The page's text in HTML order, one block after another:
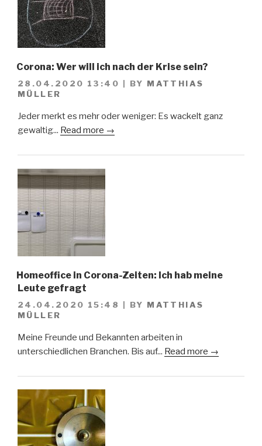
Corona: Wer will ich nach der Krise sein?
28.04.2020 13:40 BY MATTHIAS
MÜLLER
Jeder merkt es mehr oder weniger: Es wackelt ganz
gewaltig... Read more →
Homeoffice in Corona-Zeiten: Ich hab meine
Leute gefragt
24.04.2020 15:48 BY MATTHIAS
MÜLLER
Meine Freunde und Bekannten arbeiten in
unterschiedlichen Branchen. Bis auf... Read more →